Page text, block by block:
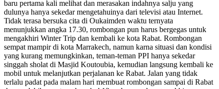
baru pertama kali melihat dan merasakan indahnya salju yang
dulunya hanya sekedar mengetahuinya dari televisi atau Internet.
Tidak terasa bersuka cita di Oukaimden waktu ternyata
menunjukkan angka 17.30, rombongan pun harus bergegas untuk
mengakhiri Winter Trip dan kembali ke kota Rabat. Rombongan
sempat mampir di kota Marrakech, namun karna situasi dan kondisi
yang kurang memungkinkan, teman-teman PPI hanya sekedar
singgah sholat di Masjid Koutoubia, kemudian langsung kembali ke
mobil untuk melanjutkan perjalanan ke Rabat. Jalan yang tidak
terlalu padat pada malam hari membuat rombongan sampai di Rabat